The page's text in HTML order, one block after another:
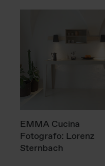
EMMA Cucina
Fotografo: Lorenz
Sternbach